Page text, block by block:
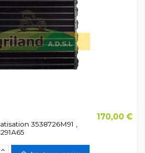
3538726M91 ,
170,00 €